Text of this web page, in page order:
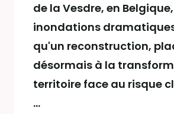
de la Vesdre, en
inondations
qu'un reconstruction,
désormais à la
territoire face au risque
...